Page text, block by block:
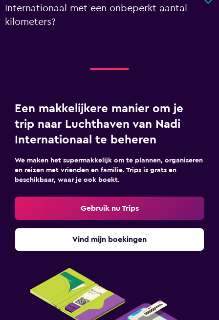
Internationaal met een onbeperkt aantal
kilometers?
Een makkelijkere manier om je
trip naar Luchthaven van Nadi
Internationaal te beheren
We maken het supermakkelijk om te plannen, organiseren
en reizen met vrienden en familie. Trips is grats en
beschikbaar, waar je ook boekt.
Gebruik nu Trips
Vind mijn boekingen